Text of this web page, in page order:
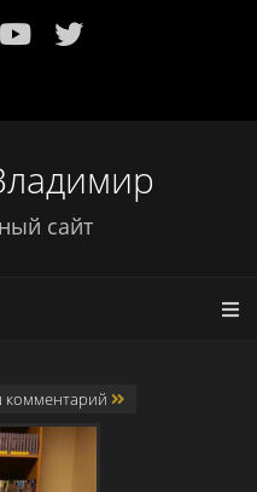
сайт
комментарий